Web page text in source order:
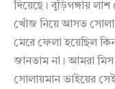
দিয়েছে। বুড়িগঙ্গায়
খোঁজ নিয়ে আসত
মেরে ফেলা হয়েছিল
জানতাম না। আমরা
সোলায়মান ভাইয়ের